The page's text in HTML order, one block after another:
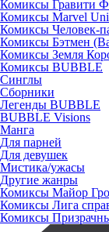
Комиксы Гравити
Комиксы Marvel
Комиксы Человек-
Комиксы Бэтмен
Комиксы Земля
Комиксы BUBBLE
Синглы
Сборники
Легенды BUBBLE
BUBBLE Visions
Манга
Для парней
Для девушек
Мистика/ужасы
Другие жанры
Комиксы Майор
Комиксы Лига
Комиксы